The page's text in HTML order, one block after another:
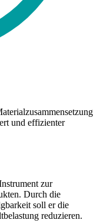
und effizienter
zur
Durch die
soll er die
reduzieren.